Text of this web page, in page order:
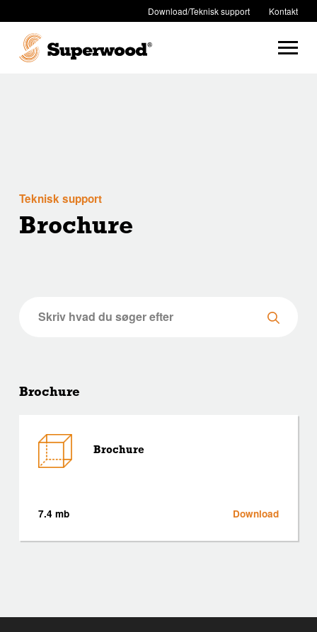
Download/Teknisk support Kontakt
Teknisk support
Brochure
Brochure
Brochure
7.4 mb Download